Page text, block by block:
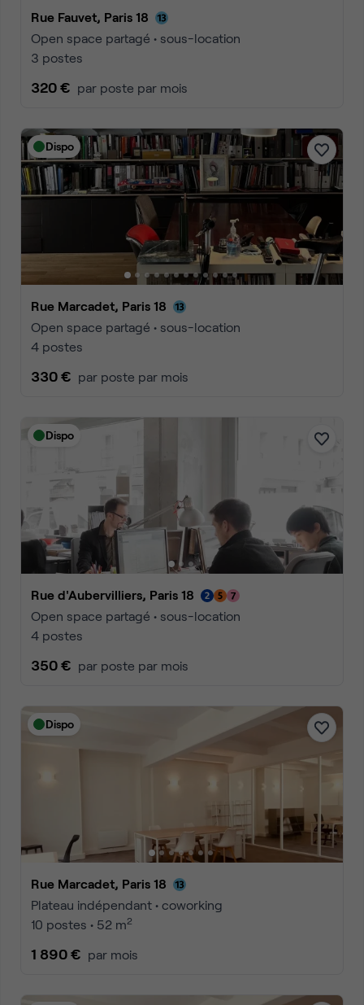
Rue Fauvet, Paris 18
Open space partagé • sous-location
3 postes
320 € par poste par mois
Dispo
Rue Marcadet, Paris 18
Open space partagé • sous-location
4 postes
330 € par poste par mois
Dispo
Rue d'Aubervilliers, Paris 18
Open space partagé • sous-location
4 postes
350 € par poste par mois
Dispo
Rue Marcadet, Paris 18
Plateau indépendant • coworking
10 postes • 52 m2
1 890 € par mois